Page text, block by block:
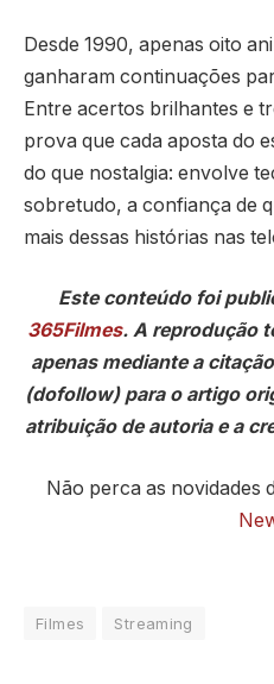
Desde 1990, apenas oito
ganharam continuações
Entre acertos brilhantes e
prova que cada aposta do
do que nostalgia: envolve
sobretudo, a confiança de
mais dessas histórias nas
Este conteúdo foi
365Filmes. A reprodução
apenas mediante a
(dofollow) para o artigo
atribuição de autoria e a
Não perca as novidades
Filmes Streaming